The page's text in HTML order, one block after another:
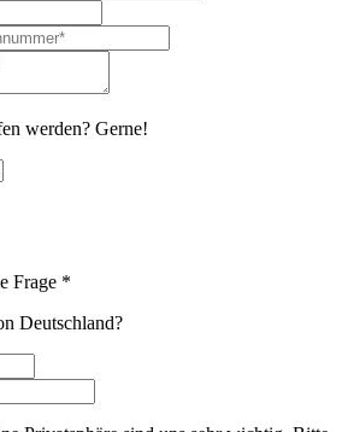
werden? Gerne!
Frage *
Deutschland?